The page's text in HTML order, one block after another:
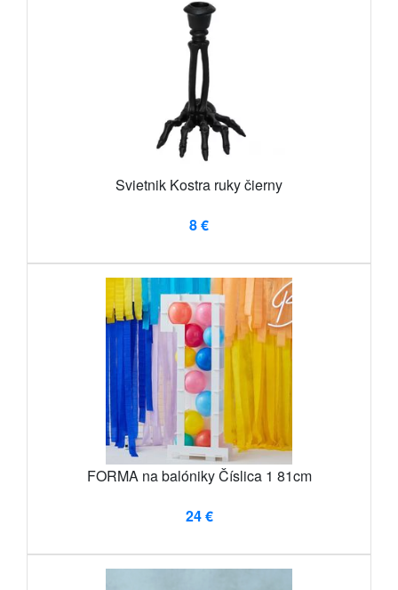
Svietnik Kostra ruky čierny
8 €
FORMA na balóniky Číslica 1 81cm
24 €